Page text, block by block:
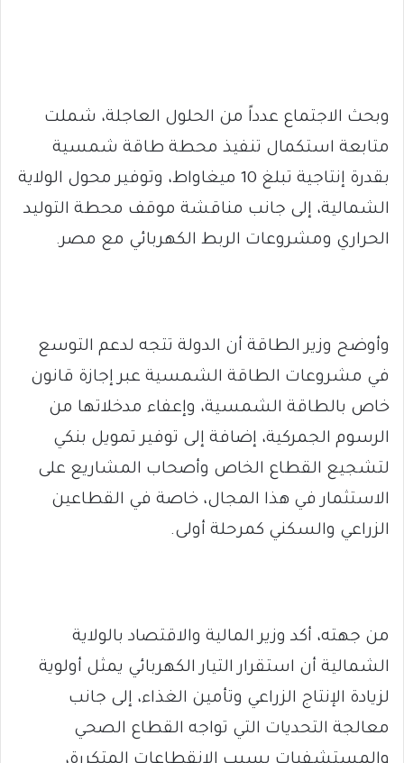
وبحث الاجتماع عدداً من الحلول العاجلة، شملت
متابعة استكمال تنفيذ محطة طاقة شمسية
بقدرة إنتاجية تبلغ 10 ميغاواط، وتوفير محول الولاية
الشمالية، إلى جانب مناقشة موقف محطة التوليد
الحراري ومشروعات الربط الكهربائي مع مصر.
وأوضح وزير الطاقة أن الدولة تتجه لدعم التوسع
في مشروعات الطاقة الشمسية عبر إجازة قانون
خاص بالطاقة الشمسية، وإعفاء مدخلاتها من
الرسوم الجمركية، إضافة إلى توفير تمويل بنكي
لتشجيع القطاع الخاص وأصحاب المشاريع على
الاستثمار في هذا المجال، خاصة في القطاعين
الزراعي والسكني كمرحلة أولى.
من جهته، أكد وزير المالية والاقتصاد بالولاية
الشمالية أن استقرار التيار الكهربائي يمثل أولوية
لزيادة الإنتاج الزراعي وتأمين الغذاء، إلى جانب
معالجة التحديات التي تواجه القطاع الصحي